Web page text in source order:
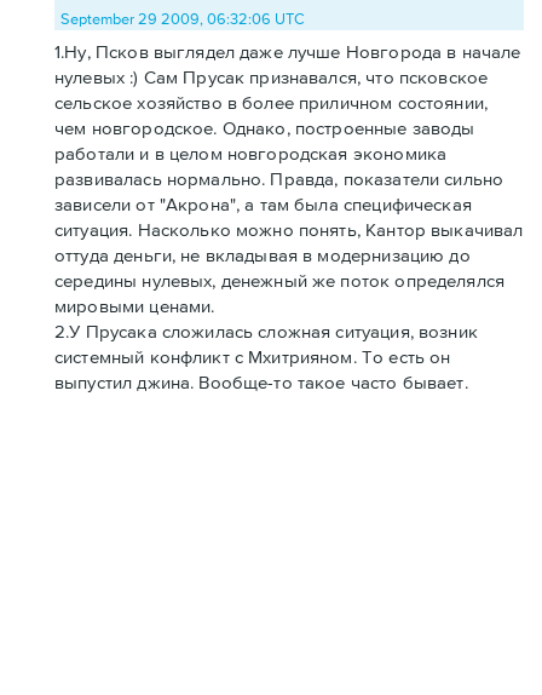
September 29 2009, 06:32:06 UTC
1.Ну, Псков выглядел даже лучше Новгорода в начале
нулевых :) Сам Прусак признавался, что псковское
сельское хозяйство в более приличном состоянии,
чем новгородское. Однако, построенные заводы
работали и в целом новгородская экономика
развивалась нормально. Правда, показатели сильно
зависели от "Акрона", а там была специфическая
ситуация. Насколько можно понять, Кантор выкачивал
оттуда деньги, не вкладывая в модернизацию до
середины нулевых, денежный же поток определялся
мировыми ценами.
2.У Прусака сложилась сложная ситуация, возник
системный конфликт с Мхитрияном. То есть он
выпустил джина. Вообще-то такое часто бывает.